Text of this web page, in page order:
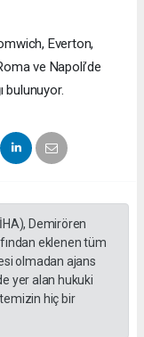
Everton,
ve Napoli’de
bulunuyor.
Demirören
eklenen tüm
olmadan ajans
yer alan hukuki
hiç bir